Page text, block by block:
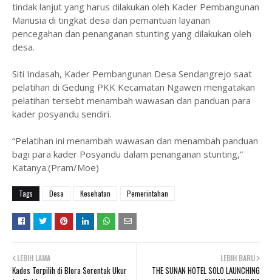
tindak lanjut yang harus dilakukan oleh Kader Pembangunan
Manusia di tingkat desa dan pemantuan layanan
pencegahan dan penanganan stunting yang dilakukan oleh
desa.
Siti Indasah, Kader Pembangunan Desa Sendangrejo saat
pelatihan di Gedung PKK Kecamatan Ngawen mengatakan
pelatihan tersebt menambah wawasan dan panduan para
kader posyandu sendiri.
“Pelatihan ini menambah wawasan dan menambah panduan
bagi para kader Posyandu dalam penanganan stunting,”
Katanya.(Pram/Moe)
Tags Desa Kesehatan Pemerintahan
LEBIH BARU
THE SUNAN HOTEL SOLO LAUNCHING
LEBIH LAMA
Kades Terpilih di Blora Serentak Ukur